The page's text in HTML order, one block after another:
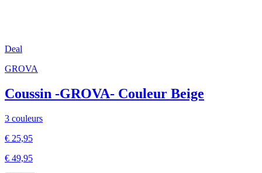
Deal
GROVA
Coussin -GROVA- Couleur Beige
3 couleurs
€ 25,95
€ 49,95